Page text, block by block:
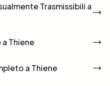
Trasmissibili a
Thiene
a Thiene